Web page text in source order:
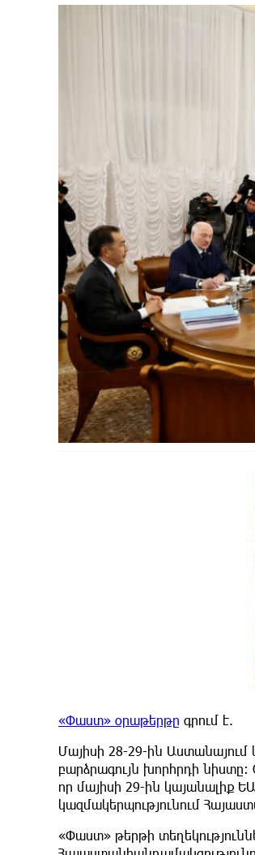
«Փաստ» օրաթերթը գրում է.
Մայիսի 28-29-ին
բարձրագույն խորհրդի
որ մայիսի 29-ին կայանալիք
կազմակերպությունում
«Փաստ» թերթի